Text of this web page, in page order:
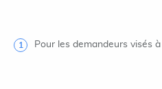
Pour les demandeurs visés